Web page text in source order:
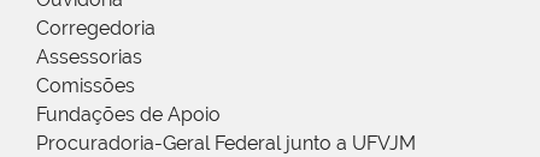
Corregedoria
Assessorias
Comissões
Fundações de Apoio
Procuradoria-Geral Federal junto a UFVJM